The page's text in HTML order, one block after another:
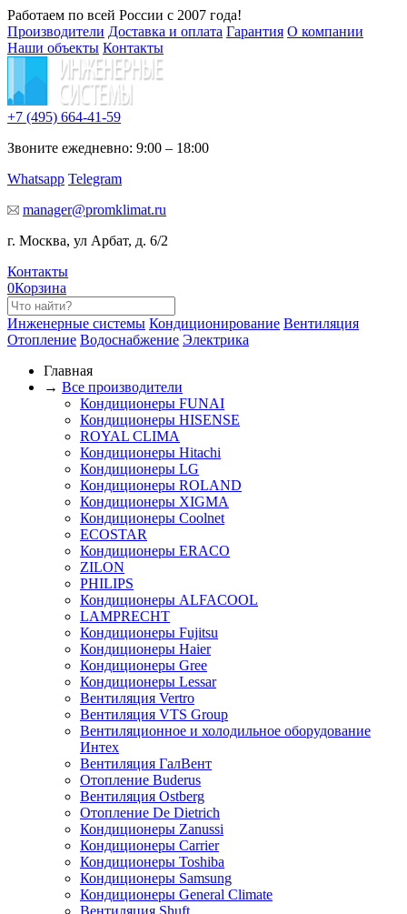
Работаем по всей России с 2007 года!
Производители Доставка и оплата Гарантия О компании
Наши объекты Контакты
+7 (495) 664-41-59
Звоните ежедневно: 9:00 – 18:00
Whatsapp Telegram
manager@promklimat.ru
г. Москва, ул Арбат, д. 6/2
Контакты
0Корзина
Инженерные системы Кондиционирование Вентиляция
Отопление Водоснабжение Электрика
Главная
→ Все производители
Кондиционеры FUNAI
Кондиционеры HISENSE
ROYAL CLIMA
Кондиционеры Hitachi
Кондиционеры LG
Кондиционеры ROLAND
Кондиционеры XIGMA
Кондиционеры Coolnet
ECOSTAR
Кондиционеры ERACO
ZILON
PHILIPS
Кондиционеры ALFACOOL
LAMPRECHT
Кондиционеры Fujitsu
Кондиционеры Haier
Кондиционеры Gree
Кондиционеры Lessar
Вентиляция Vertro
Вентиляция VTS Group
Вентиляционное и холодильное оборудование
Интех
Вентиляция ГалВент
Отопление Buderus
Вентиляция Ostberg
Отопление De Dietrich
Кондиционеры Zanussi
Кондиционеры Carrier
Кондиционеры Toshiba
Кондиционеры Samsung
Кондиционеры General Climate
Вентиляция Shuft